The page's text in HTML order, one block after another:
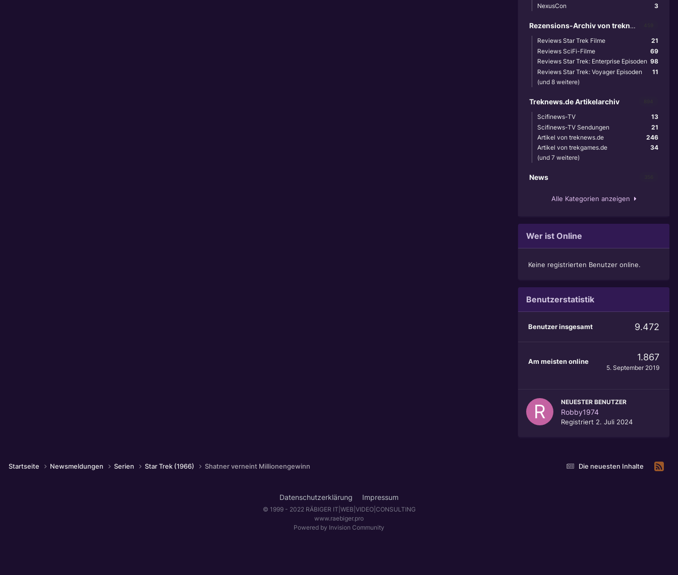
3
NexusCon
Rezensions-Archiv von treknews.de
21
Reviews Star Trek Filme
69
Reviews SciFi-Filme
98
Reviews Star Trek: Enterprise Episoden
11
Reviews Star Trek: Voyager Episoden
(und 8 weitere)
Treknews.de Artikelarchiv
13
Scifinews-TV
21
Scifinews-TV Sendungen
246
Artikel von treknews.de
34
Artikel von trekgames.de
(und 7 weitere)
News
Alle Kategorien anzeigen
Wer ist Online
Keine registrierten Benutzer online.
Benutzerstatistik
Benutzer insgesamt 9.472
Am meisten online 1.867
5. September 2019
NEUESTER BENUTZER
Robby1974
Registriert 2. Juli 2024
Die neuesten Inhalte
Startseite Newsmeldungen Serien Star Trek (1966) Shatner verneint Millionengewinn
Datenschutzerklärung Impressum
© 1999 - 2022 RÄBIGER IT|WEB|VIDEO|CONSULTING
www.raebiger.pro
Powered by Invision Community